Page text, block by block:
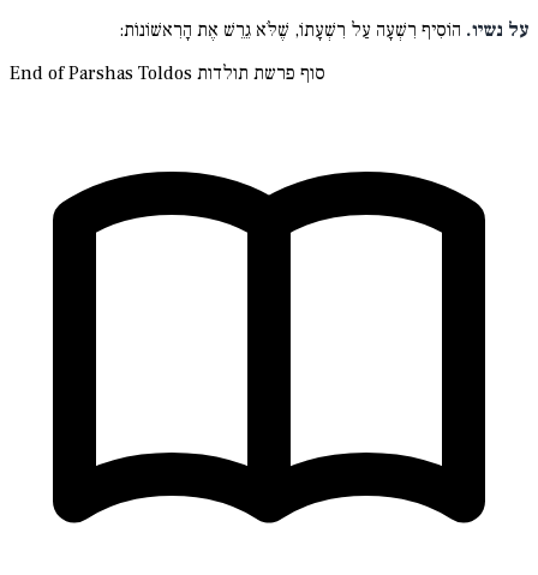
על נשיו. הוֹסִיף רִשְׁעָה עַל רִשְׁעָתוֹ, שֶׁלֹּא גֵרֵשׁ אֶת הָרִאשׁוֹנוֹת:
End of Parshas Toldos סוף פרשת תולדות